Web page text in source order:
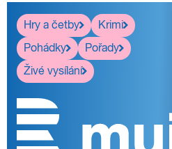
Hry a četby
Krimi
Pohádky
Pořady
Živé vysílání